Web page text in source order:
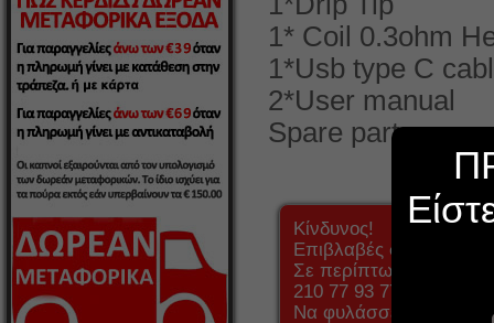
1* Coil 0.3ohm
1*Usb type C
2*User manual
Spare parts
Κίνδυνος!
Επιβλαβές σε
Σε περίπτωση
210 77 93 777.
Να φυλάσσεται μακριά